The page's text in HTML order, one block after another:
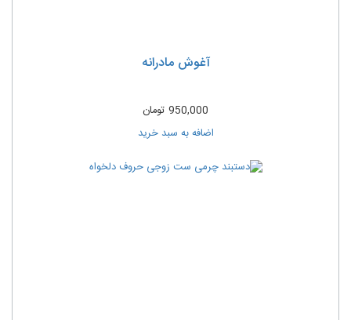
آغوش مادرانه
950,000 تومان
اضافه به سبد خرید